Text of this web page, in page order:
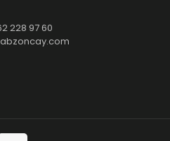
228 97 60